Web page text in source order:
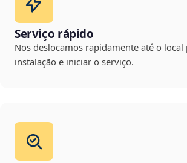
Serviço rápido
Nos deslocamos rapidamente até o local
instalação e iniciar o serviço.